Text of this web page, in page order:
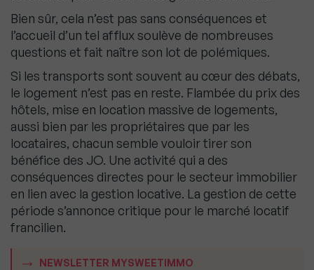
Bien sûr, cela n’est pas sans conséquences et
l’accueil d’un tel afflux soulève de nombreuses
questions et fait naître son lot de polémiques.
Si les transports sont souvent au cœur des débats,
le logement n’est pas en reste. Flambée du prix des
hôtels, mise en location massive de logements,
aussi bien par les propriétaires que par les
locataires, chacun semble vouloir tirer son
bénéfice des JO. Une activité qui a des
conséquences directes pour le secteur immobilier
en lien avec la gestion locative. La gestion de cette
période s’annonce critique pour le marché locatif
francilien.
NEWSLETTER MYSWEETIMMO